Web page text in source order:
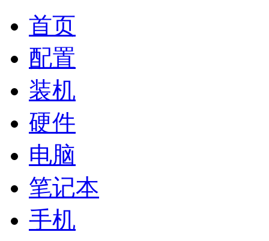
首页
配置
装机
硬件
电脑
笔记本
手机